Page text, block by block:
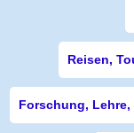
Reisen,
Forschung,